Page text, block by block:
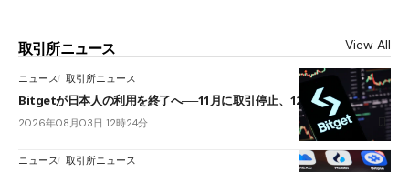
取引所ニュース View All
ニュース 取引所ニュース
Bitgetが日本人の利用を終了へ──11月に取引停止、12月末に強制決済
2026年08月03日 12時24分
ニュース 取引所ニュース